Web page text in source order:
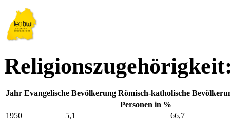
Jahr Evangelische Bevölkerung Römisch-katholische
Personen in %
1950
5,1
66,7